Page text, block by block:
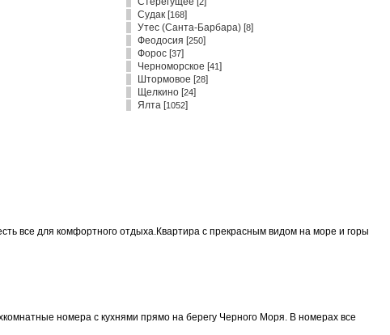
Судак[168]
Утес (Санта-Барбара)[8]
Феодосия [250]
Форос[37]
Черноморское [41]
Штормовое [28]
Щелкино[24]
Ялта[1052]
все для комфортного отдыха.Квартира с прекрасным видом на море и горы
номера с кухнями прямо на берегу Черного Моря. В номерах все